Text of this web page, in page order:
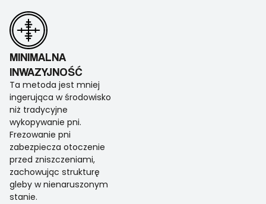
MINIMALNA
INWAZYJNOŚĆ
Ta metoda jest mniej
ingerująca w środowisko
niż tradycyjne
wykopywanie pni.
Frezowanie pni
zabezpiecza otoczenie
przed zniszczeniami,
zachowując strukturę
gleby w nienaruszonym
stanie.